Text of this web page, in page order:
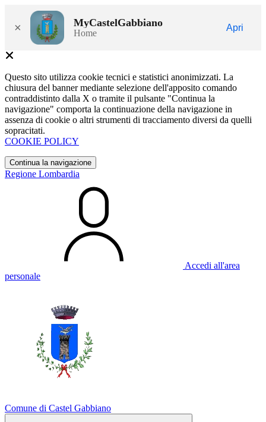
× MyCastelGabbiano
Home
Apri
Questo sito utilizza cookie tecnici e statistici anonimizzati. La
chiusura del banner mediante selezione dell'apposito comando
contraddistinto dalla X o tramite il pulsante "Continua la
navigazione" comporta la continuazione della navigazione in
assenza di cookie o altri strumenti di tracciamento diversi da quelli
sopracitati.
COOKIE POLICY
Continua la navigazione
Regione Lombardia
Accedi all'area
personale
Comune di Castel Gabbiano